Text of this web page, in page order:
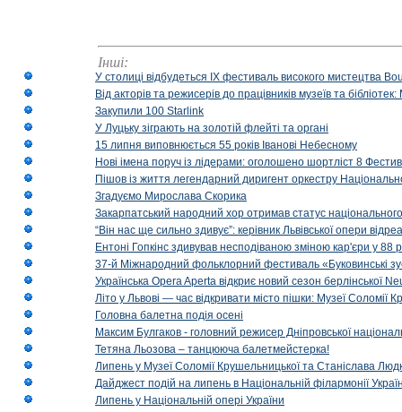
Інші:
У столиці відбудеться IX фестиваль високого мистецтва
Від акторів та режисерів до працівників музеїв та
Закупили 100 Starlink
У Луцьку зіграють на золотій флейті та органі
15 липня виповнюється 55 років Іванові Небесному
Нові імена поруч із лідерами: оголошено шортліст 8
Пішов із життя легендарний диригент оркестру
Згадуємо Мирослава Скорика
Закарпатський народний хор отримав статус національного
“Він нас ще сильно здивує”: керівник Львівської опери
Ентоні Гопкінс здивував несподіваною зміною кар'єри у 88
37-й Міжнародний фольклорний фестиваль «Буковинські
Українська Opera Aperta відкриє новий сезон берлінської
Літо у Львові — час відкривати місто пішки: Музеї Соломії
Головна балетна подія осені
Максим Булгаков - головний режисер Дніпровської
Тетяна Льозова – танцююча балетмейстерка!
Липень у Музеї Соломії Крушельницької та Станіслава
Дайджест подій на липень в Національній філармонії
Липень у Національній опері України